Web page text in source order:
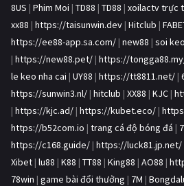
8US | Phim Moi | TD88 | TD88 | xoilactv trực
xx88 | https://taisunwin.dev | Hitclub |
https://ee88-app.sa.com/ | new88 | soi
| https://new88.pet/ | https://
le keo nha cai | UY88 | https://tt8811.net/ |
https://sunwin3.nl/ | hitclub | XX88 | KJC |
| https://kjc.ad/ | https://kubet.eco/ |
https://b52com.io | trang cá độ bóng đá |
https://c168.guide/ | https://luck81.jp.net/
Xibet | lu88 | K88 | TT88 | King88 | AO88 |
78win | game bài đổi thưởng | 7M |